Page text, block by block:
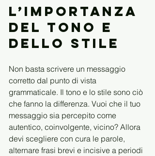
L’importanza
del tono e
dello stile
Non basta scrivere un messaggio
corretto dal punto di vista
grammaticale. Il tono e lo stile sono ciò
che fanno la differenza. Vuoi che il tuo
messaggio sia percepito come
autentico, coinvolgente, vicino? Allora
devi scegliere con cura le parole,
alternare frasi brevi e incisive a periodi